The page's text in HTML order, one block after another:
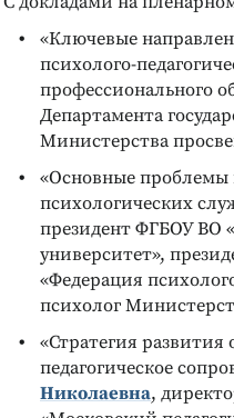
«Ключевые
психолого-
профессионального
Департамента
Министерства
«Основные проблемы
психологических
президент ФГБОУ ВО
университет»,
«Федерация
психолог
«Стратегия
педагогическое
Николаевна,